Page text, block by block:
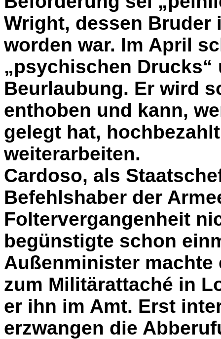
Wright, dessen Bruder
worden war. Im April
„psychischen
Beurlaubung. Er wird
enthoben und kann,
gelegt hat,
weiterarbeiten.
Cardoso, als
Befehlshaber der
Foltervergangenheit
begünstigte schon
Außenminister machte
zum Militärattaché in
er ihn im Amt. Erst
erzwangen die